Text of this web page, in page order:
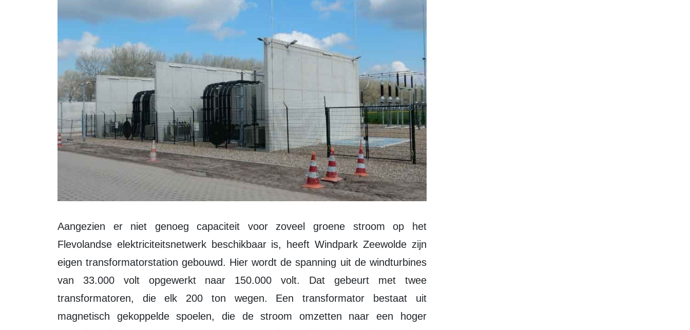
Aangezien er niet genoeg capaciteit voor zoveel groene stroom op het
Flevolandse elektriciteitsnetwerk beschikbaar is, heeft Windpark Zeewolde zijn
eigen transformatorstation gebouwd. Hier wordt de spanning uit de windturbines
van 33.000 volt opgewerkt naar 150.000 volt. Dat gebeurt met twee
transformatoren, die elk 200 ton wegen. Een transformator bestaat uit
magnetisch gekoppelde spoelen, die de stroom omzetten naar een hoger